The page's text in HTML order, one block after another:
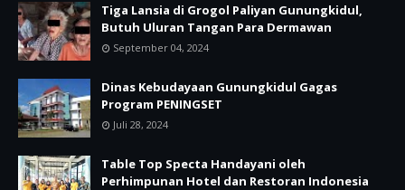
Tiga Lansia di Grogol Paliyan Gunungkidul,
Butuh Uluran Tangan Para Dermawan
September 04, 2024
Dinas Kebudayaan Gunungkidul Gagas
Program PENINGSET
Juli 28, 2024
Table Top Specta Handayani oleh
Perhimpunan Hotel dan Restoran Indonesia